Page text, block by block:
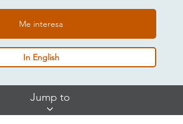
Me interesa
In English
Jump to